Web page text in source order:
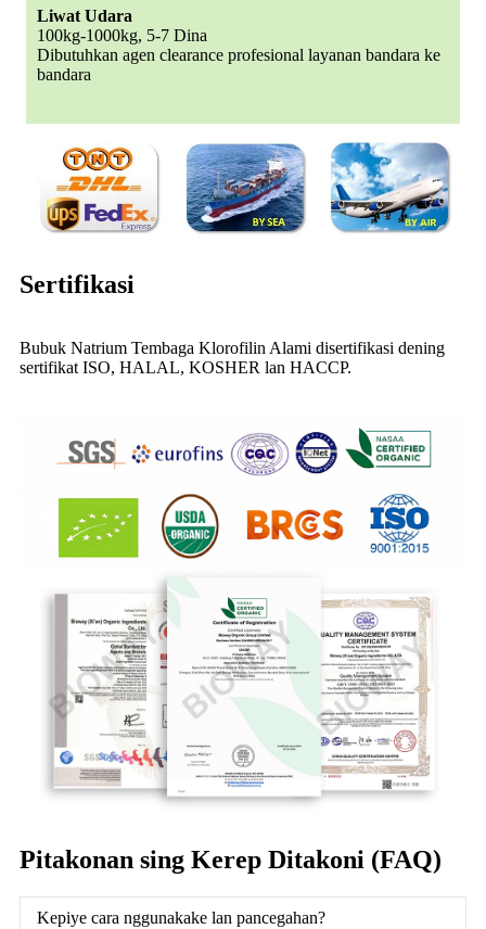
Liwat Udara
100kg-1000kg, 5-7 Dina
Dibutuhkan agen clearance profesional layanan bandara ke
bandara
Sertifikasi
Bubuk Natrium Tembaga Klorofilin Alami disertifikasi dening
sertifikat ISO, HALAL, KOSHER lan HACCP.
Pitakonan sing Kerep Ditakoni (FAQ)
Kepiye cara nggunakake lan pancegahan?